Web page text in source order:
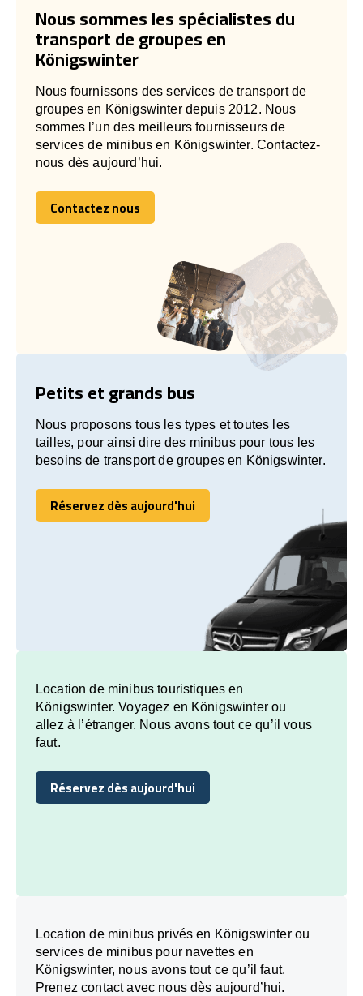
Nous sommes les spécialistes du
transport de groupes en
Königswinter
Nous fournissons des services de transport de
groupes en Königswinter depuis 2012. Nous
sommes l’un des meilleurs fournisseurs de
services de minibus en Königswinter. Contactez-
nous dès aujourd’hui.
Contactez nous
Contactez nous
Petits et grands bus
Nous proposons tous les types et toutes les
tailles, pour ainsi dire des minibus pour tous les
besoins de transport de groupes en Königswinter.
Réservez dès aujourd'hui
Réservez dès aujourd'hui
Location de minibus touristiques en
Königswinter. Voyagez en Königswinter ou
allez à l’étranger. Nous avons tout ce qu’il vous
faut.
Réservez dès aujourd'hui
Réservez dès aujourd'hui
Location de minibus privés en Königswinter ou
services de minibus pour navettes en
Königswinter, nous avons tout ce qu’il faut.
Prenez contact avec nous dès aujourd’hui.